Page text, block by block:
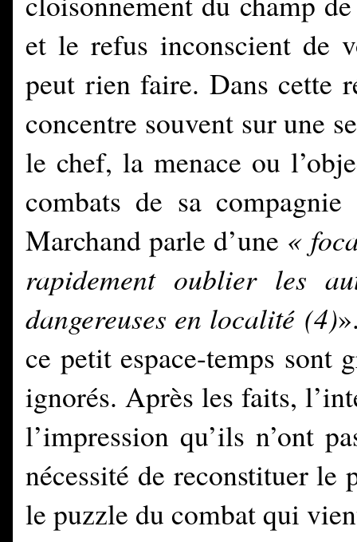
et le refus inconscient de
peut rien faire. Dans cette
concentre souvent sur une
le chef, la menace ou
combats de sa
Marchand parle d’une «
rapidement oublier les
dangereuses en localité (4)
ce petit espace-temps sont
ignorés. Après les faits,
l’impression qu’ils n’ont
nécessité de reconstituer
le puzzle du combat qui